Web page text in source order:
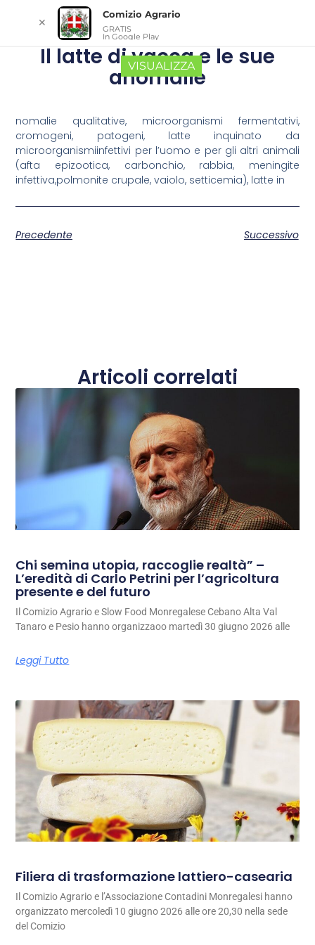
Il latte di vacca e le sue
anomalie
nomalie qualitative, microorganismi fermentativi,
cromogeni, patogeni, latte inquinato da
microorganismiinfettivi per l’uomo e per gli altri animali
(afta epizootica, carbonchio, rabbia, meningite
infettiva,polmonite crupale, vaiolo, setticemia), latte in
Precedente Successivo
Articoli correlati
Chi semina utopia, raccoglie realtà” –
L’eredità di Carlo Petrini per l’agricoltura
presente e del futuro
Il Comizio Agrario e Slow Food Monregalese Cebano Alta Val
Tanaro e Pesio hanno organizzaoo martedì 30 giugno 2026 alle
Leggi Tutto
Filiera di trasformazione lattiero-casearia
Il Comizio Agrario e l’Associazione Contadini Monregalesi hanno
organizzato mercoledì 10 giugno 2026 alle ore 20,30 nella sede
del Comizio
✕
Comizio Agrario
GRATIS
In Google Play
VISUALIZZA